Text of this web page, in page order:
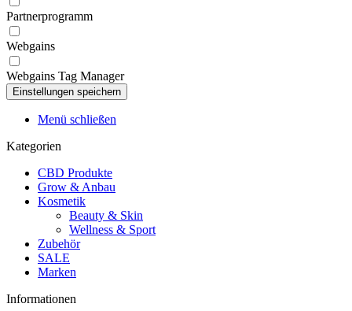
Partnerprogramm
Webgains
Webgains Tag Manager
Menü schließen
Kategorien
CBD Produkte
Grow & Anbau
Kosmetik
Beauty & Skin
Wellness & Sport
Zubehör
SALE
Marken
Informationen